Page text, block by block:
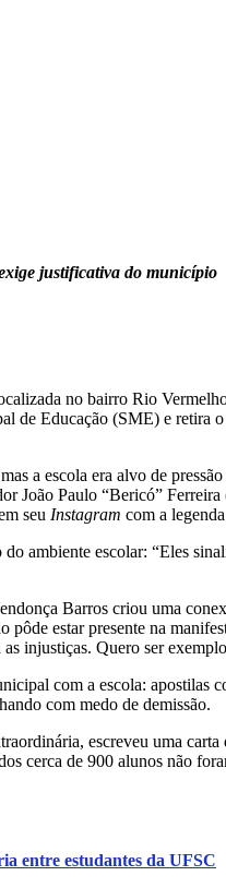
justificativa do município
no bairro Rio
de Educação (SME) e
a escola era alvo de
João Paulo “Bericó”
seu Instagram com a
ambiente escolar: “Eles
Barros criou uma
estar presente na
injustiças. Quero ser
com a escola: apostilas
com medo de demissão.
escreveu uma
cerca de 900 alunos não
entre estudantes da UFSC